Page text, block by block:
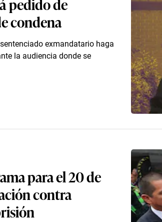
condena
exmandatario haga
la audiencia donde se
para el 20 de
contra